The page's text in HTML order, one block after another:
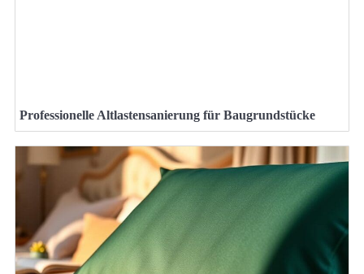
Professionelle Altlastensanierung für Baugrundstücke